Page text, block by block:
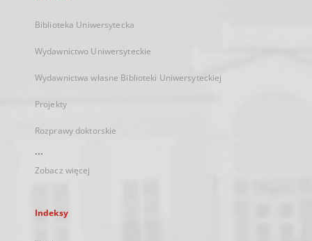
Biblioteka Uniwersytecka
Wydawnictwo Uniwersyteckie
Wydawnictwa własne Biblioteki Uniwersyteckiej
Projekty
Rozprawy doktorskie
...
Zobacz więcej
Indeksy